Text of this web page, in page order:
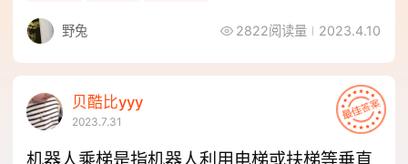
野兔 2822阅读量 2023.4.10
贝酷比yyy
2023.7.31
机器人乘梯是指机器人利用电梯或扶梯等垂直